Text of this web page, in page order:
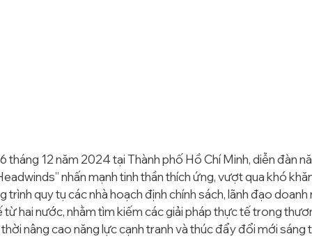
tháng 12 năm 2024 tại Thành phố Hồ Chí Minh, diễn đàn
nhấn mạnh tinh thần thích ứng, vượt qua khó
trình quy tụ các nhà hoạch định chính sách, lãnh đạo
từ hai nước, nhằm tìm kiếm các giải pháp thực tế trong
nâng cao năng lực cạnh tranh và thúc đẩy đổi mới sáng